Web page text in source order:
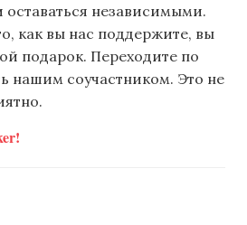
оставаться независимыми.
как вы нас поддержите, вы
подарок. Переходите по
нашим соучастником. Это не